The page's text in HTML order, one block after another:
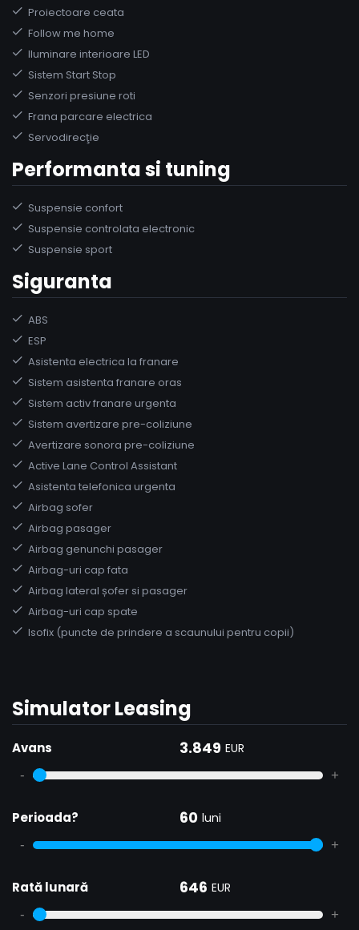
Proiectoare ceata
Follow me home
Iluminare interioare LED
Sistem Start Stop
Senzori presiune roti
Frana parcare electrica
Servodirecţie
Performanta si tuning
Suspensie confort
Suspensie controlata electronic
Suspensie sport
Siguranta
ABS
ESP
Asistenta electrica la franare
Sistem asistenta franare oras
Sistem activ franare urgenta
Sistem avertizare pre-coliziune
Avertizare sonora pre-coliziune
Active Lane Control Assistant
Asistenta telefonica urgenta
Airbag sofer
Airbag pasager
Airbag genunchi pasager
Airbag-uri cap fata
Airbag lateral șofer si pasager
Airbag-uri cap spate
Isofix (puncte de prindere a scaunului pentru copii)
Simulator Leasing
Avans 3.849 EUR
- +
Perioada? 60 luni
- +
Rată lunară 646 EUR
- +